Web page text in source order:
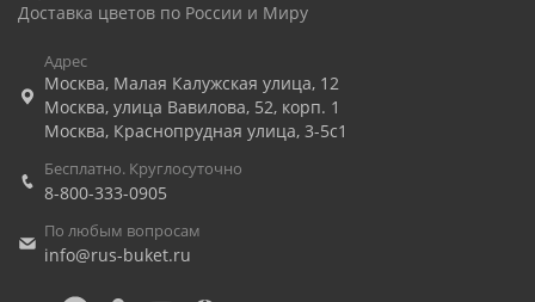
Доставка цветов по России и Миру
Адрес
Москва, Малая Калужская улица, 12
Москва, улица Вавилова, 52, корп. 1
Москва, Краснопрудная улица, 3-5с1
Бесплатно. Круглосуточно
8-800-333-0905
По любым вопросам
info@rus-buket.ru